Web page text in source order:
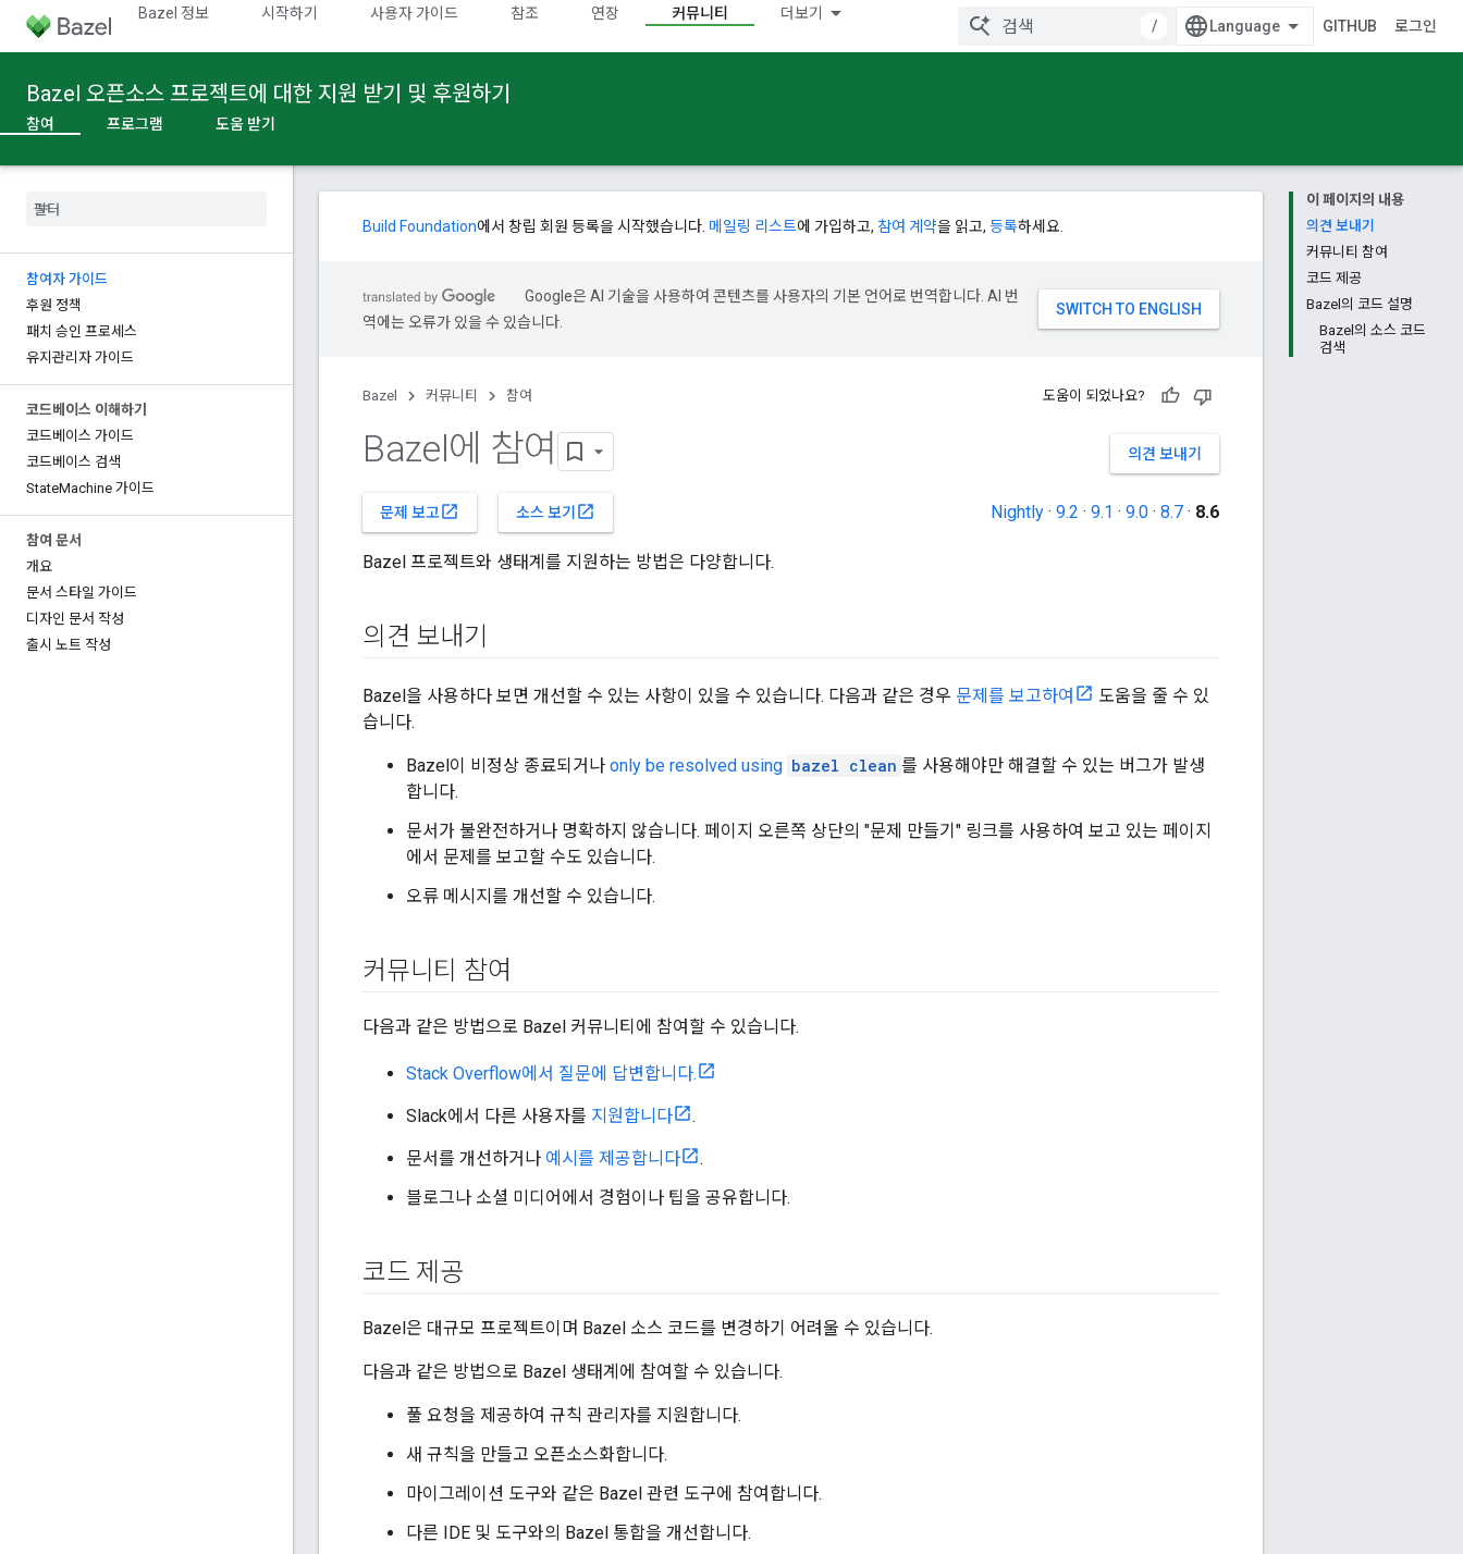
Bazel 정보 시작하기 사용자 가이드 참조 연장 커뮤니티 더보기
/ GITHUB 로그인
Bazel 오픈소스 프로젝트에 대한 지원 받기 및 후원하기
참여 프로그램 도움 받기
참여자 가이드
후원 정책
패치 승인 프로세스
유지관리자 가이드
코드베이스 이해하기
코드베이스 가이드
코드베이스 검색
StateMachine 가이드
참여 문서
개요
문서 스타일 가이드
디자인 문서 작성
출시 노트 작성
이 페이지의 내용
의견 보내기
커뮤니티 참여
코드 제공
Bazel의 코드 설명
Bazel의 소스 코드
검색
Build Foundation에서 창립 회원 등록을 시작했습니다. 메일링 리스트에 가입하고, 참여 계약을 읽고, 등록하세요.
Google은 AI 기술을 사용하여 콘텐츠를 사용자의 기본 언어로 번역합니다. AI 번
역에는 오류가 있을 수 있습니다.
Bazel 커뮤니티 참여 도움이 되었나요?
의견 보내기
Bazel에 참여
문제 보고open_in_new 소스 보기 open_in_new Nightly · 9.2 · 9.1 · 9.0 · 8.7 · 8.6
Bazel 프로젝트와 생태계를 지원하는 방법은 다양합니다.
의견 보내기
Bazel을 사용하다 보면 개선할 수 있는 사항이 있을 수 있습니다. 다음과 같은 경우 문제를 보고하여
도움을 줄 수 있
습니다.
Bazel이 비정상 종료되거나 only be resolved using bazel clean 를 사용해야만 해결할 수 있는 버그가 발생
합니다.
문서가 불완전하거나 명확하지 않습니다. 페이지 오른쪽 상단의 "문제 만들기" 링크를 사용하여 보고 있는 페이지
에서 문제를 보고할 수도 있습니다.
오류 메시지를 개선할 수 있습니다.
커뮤니티 참여
다음과 같은 방법으로 Bazel 커뮤니티에 참여할 수 있습니다.
Stack Overflow에서 질문에 답변합니다.
Slack에서 다른 사용자를 지원합니다 .
문서를 개선하거나 예시를 제공합니다
.
블로그나 소셜 미디어에서 경험이나 팁을 공유합니다.
코드 제공
Bazel은 대규모 프로젝트이며 Bazel 소스 코드를 변경하기 어려울 수 있습니다.
다음과 같은 방법으로 Bazel 생태계에 참여할 수 있습니다.
풀 요청을 제공하여 규칙 관리자를 지원합니다.
새 규칙을 만들고 오픈소스화합니다.
마이그레이션 도구와 같은 Bazel 관련 도구에 참여합니다.
다른 IDE 및 도구와의 Bazel 통합을 개선합니다.